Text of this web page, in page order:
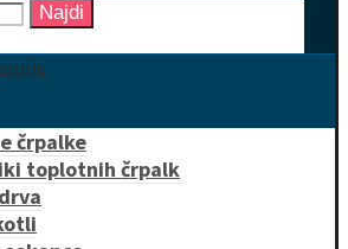
Najdi
črpalke
toplotnih črpalk